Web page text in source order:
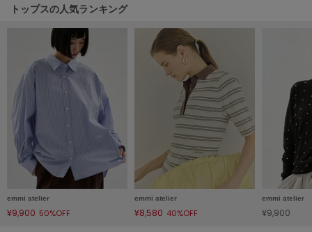
HUNTER
ハンター
HOKA ONEONE
ホカ オネオネ
キーン
LAATO
le
トップスの人気ランキング
emmi atelier
¥9,900 50%OFF
emmi atelier
¥8,580 40%OFF
emmi atelier
¥9,900